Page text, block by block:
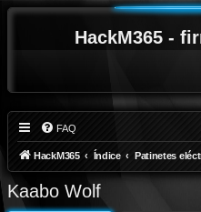
HackM365 -
FAQ
HackM365 Índice Patinetes
Kaabo Wolf